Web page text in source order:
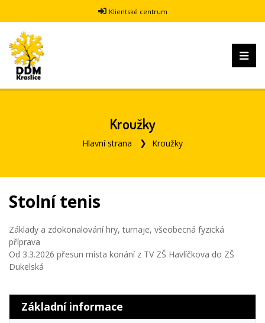
Klientské centrum
Kroužky
Hlavní strana Kroužky
Stolní tenis
Základy a zdokonalování hry, turnaje, všeobecná fyzická
příprava
Od 3.3.2026 přesun místa konání z TV ZŠ Havlíčkova do ZŠ
Dukelská
Základní informace